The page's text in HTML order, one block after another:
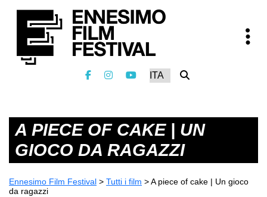
A PIECE OF CAKE | UN
GIOCO DA RAGAZZI
Ennesimo Film Festival > Tutti i film > A piece of cake | Un gioco
da ragazzi